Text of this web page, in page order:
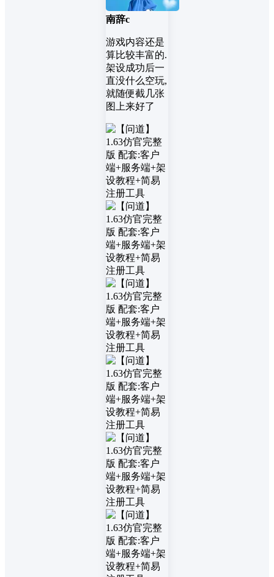
南辞c
游戏内容还是
算比较丰富的.
架设成功后一
直没什么空玩,
就随便截几张
图上来好了